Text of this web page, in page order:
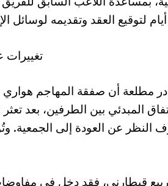
مطلعة أن صفقة المهاجم
المبدئي بين الطرفين، بعد
النظر عن العودة إلى الجمعية.
قيطارني، فقد دخل في